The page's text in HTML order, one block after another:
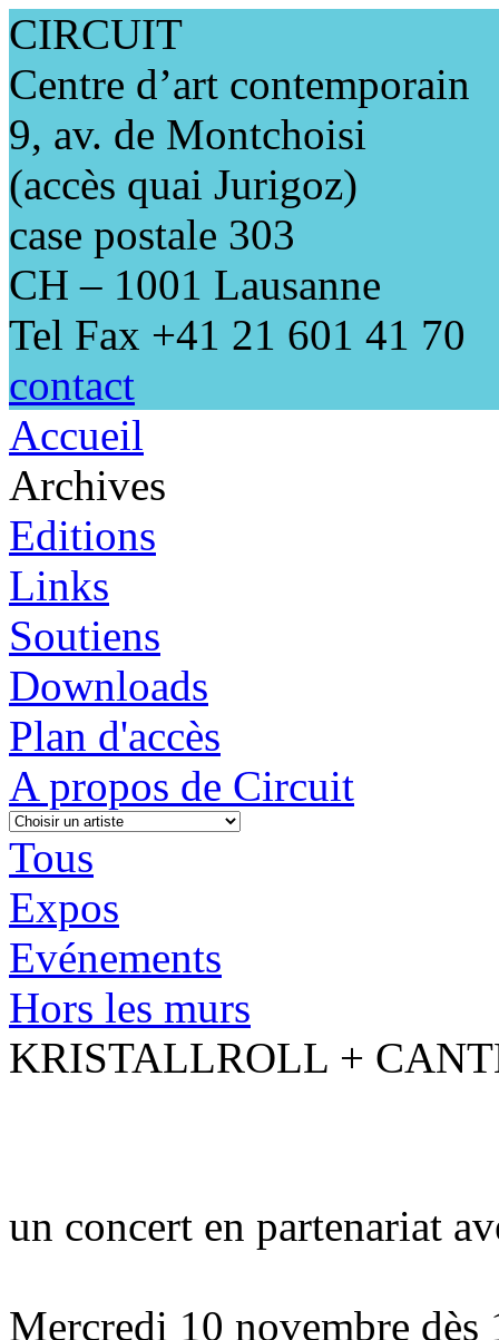
CIRCUIT
Centre d’art contemporain
9, av. de Montchoisi
(accès quai Jurigoz)
case postale 303
CH – 1001 Lausanne
Tel Fax +41 21 601 41 70
contact
Accueil
Archives
Editions
Links
Soutiens
Downloads
Plan d'accès
A propos de Circuit
Tous
Expos
Evénements
Hors les murs
KRISTALLROLL +
un concert en partenariat
Mercredi 10 novembre dès